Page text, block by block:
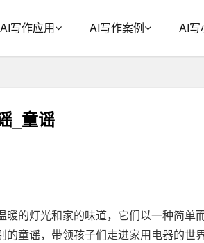
AI写作应用 AI写作案例 AI写
_童谣
暖的灯光和家的味道，它们以一种简单
的童谣，带领孩子们走进家用电器的世